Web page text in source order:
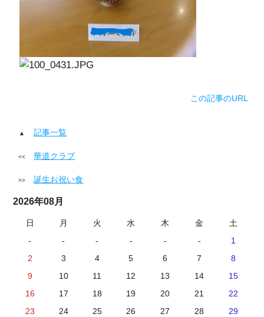
この記事のURL
記事一覧
華道クラブ
誕生お祝い食
2026年08月
日 月 火 水 木 金
土
-
- - - - -
1
2
3 4 5 6 7
8
9
10 11 12 13 14
15
16
17 18 19 20 21
22
23
24 25 26 27 28
29